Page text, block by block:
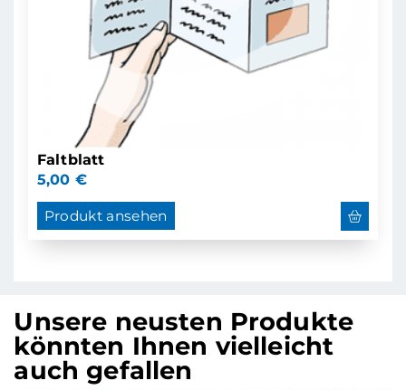
Faltblatt
5,00 €
Produkt ansehen
Unsere neusten Produkte
könnten Ihnen vielleicht
auch gefallen